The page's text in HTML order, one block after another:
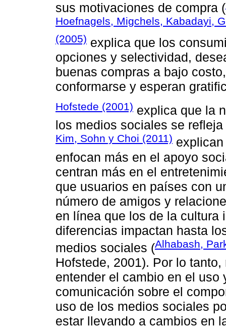
sus motivaciones de compra (
Hoefnagels, Migchels, Kabadayi,
(2005) explica que los
opciones y selectividad,
buenas compras a bajo
conformarse y esperan
Hofstede (2001) explica que la
los medios sociales se
Kim, Sohn y Choi (2011)
enfocan más en el apoyo
centran más en el
que usuarios en países con
número de amigos y
en línea que los de la
diferencias impactan hasta
medios sociales (Alhabash,
Hofstede, 2001). Por lo
entender el cambio en el
comunicación sobre el
uso de los medios sociales
estar llevando a cambios en